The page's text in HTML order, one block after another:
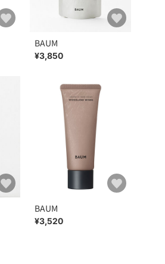
BAUM
¥3,850
BAUM
¥3,520